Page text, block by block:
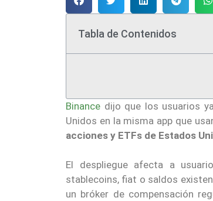
Tabla de Contenidos
Binance dijo que los usuarios
Unidos en la misma app que
acciones y ETFs de Estados
El despliegue afecta a
stablecoins, fiat o saldos
un bróker de compensación